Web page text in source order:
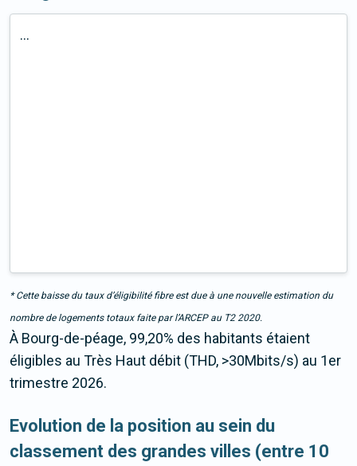
...
* Cette baisse du taux d’éligibilité fibre est due à une nouvelle estimation du
nombre de logements totaux faite par l’ARCEP au T2 2020.
À Bourg-de-péage, 99,20% des habitants étaient
éligibles au Très Haut débit (THD, >30Mbits/s) au 1er
trimestre 2026.
Evolution de la position au sein du
classement des grandes villes (entre 10